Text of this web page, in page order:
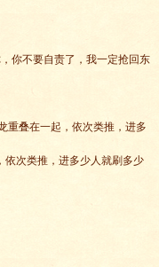
你不要自责了，我一定抢回东
重叠在一起，依次类推，进多
次类推，进多少人就刷多少